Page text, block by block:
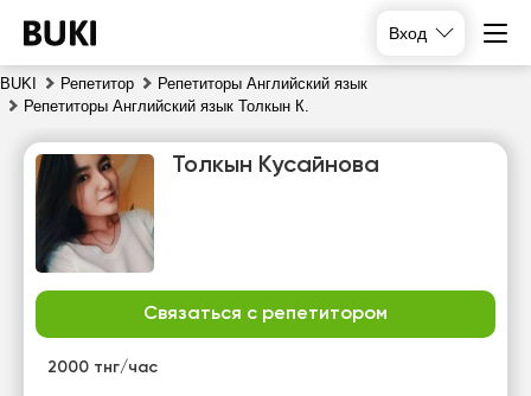
Вход
BUKI Репетитор
Репетиторы Английский язык
Репетиторы Английский язык Толкын К.
Толкын Кусайнова
Связаться с репетитором
2000 тнг/час
сб
вс